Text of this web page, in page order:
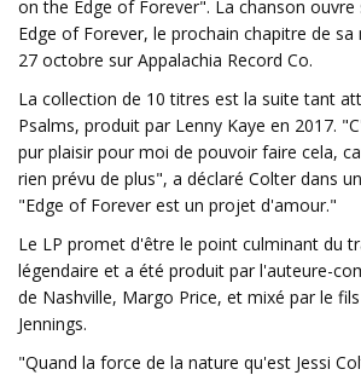
on the Edge of Forever". La chanson
Edge of Forever, le prochain chapitre de
27 octobre sur Appalachia Record Co.
La collection de 10 titres est la suite tant
Psalms, produit par Lenny Kaye en 2017.
pur plaisir pour moi de pouvoir faire cela,
rien prévu de plus", a déclaré Colter dans
"Edge of Forever est un projet d'amour."
Le LP promet d'être le point culminant du
légendaire et a été produit par l'auteure-
de Nashville, Margo Price, et mixé par le
Jennings.
"Quand la force de la nature qu'est Jessi